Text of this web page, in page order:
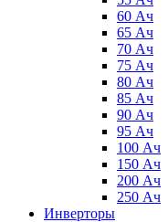
60 Ач
65 Ач
70 Ач
75 Ач
80 Ач
85 Ач
90 Ач
95 Ач
100 Ач
150 Ач
200 Ач
250 Ач
Инверторы